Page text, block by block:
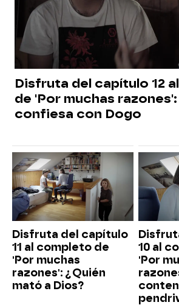
Disfruta del capítulo 12
de 'Por muchas
confiesa con Dogo
Disfruta del capítulo
11 al completo de
'Por muchas
razones': ¿Quién
mató a Dios?
10 al
'Por